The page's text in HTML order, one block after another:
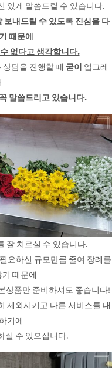
있게 말씀드릴 수 있습니다.
보내드릴 수 있도록 진심을 다
때문에
없다고 생각합니다.
담을 진행할 때 굳이 업그레
말씀드리고 있습니다.
잘 치르실 수 있습니다.
요하신 규모만큼 줄여 장례를
때문에
상품만 준비하셔도 좋습니다!
제외시키고 다른 서비스를 대
기에
실 수 있으십니다.